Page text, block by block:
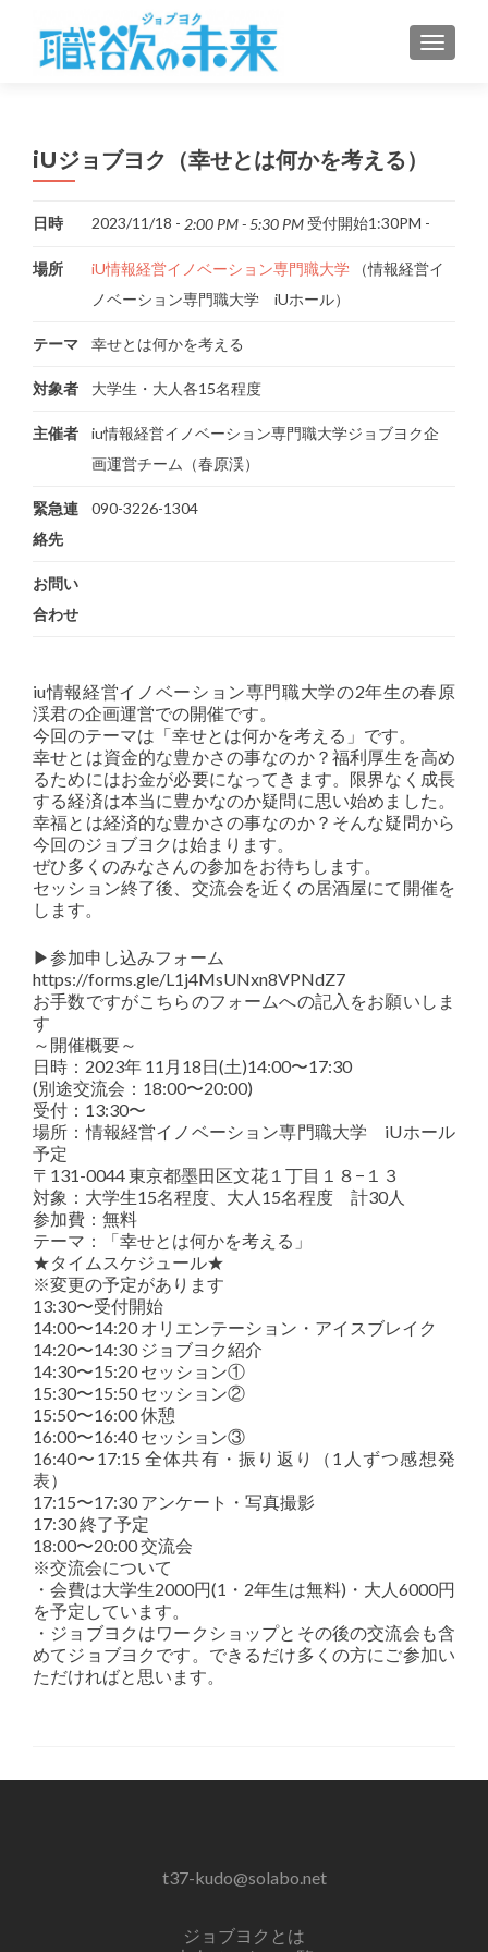
ナビゲ
iUジョブヨク（幸せとは何かを考える）
日時 2023/11/18 - 2:00 PM - 5:30 PM受付開始1:30PM -
場所 iU情報経営イノベーション専門職大学 （情報経営イ
ノベーション専門職大学 iUホール）
テーマ 幸せとは何かを考える
対象者 大学生・大人各15名程度
主催者
iu情報経営イノベーション専門職大学ジョブヨク企
画運営チーム（春原渓）
緊急連
絡先
090-3226-1304
お問い
合わせ
iu情報経営イノベーション専門職大学の2年生の春原
渓君の企画運営での開催です。
今回のテーマは「幸せとは何かを考える」です。
幸せとは資金的な豊かさの事なのか？福利厚生を高め
るためにはお金が必要になってきます。限界なく成長
する経済は本当に豊かなのか疑問に思い始めました。
幸福とは経済的な豊かさの事なのか？そんな疑問から
今回のジョブヨクは始まります。
ぜひ多くのみなさんの参加をお待ちします。
セッション終了後、交流会を近くの居酒屋にて開催を
します。
▶︎参加申し込みフォーム
https://forms.gle/L1j4MsUNxn8VPNdZ7
お手数ですがこちらのフォームへの記入をお願いしま
す
～開催概要～
日時：2023年 11月18日(土)14:00〜17:30
(別途交流会：18:00〜20:00)
受付：13:30〜
場所：情報経営イノベーション専門職大学 iUホール
予定
〒131-0044 東京都墨田区文花１丁目１８−１３
対象：大学生15名程度、大人15名程度 計30人
参加費：無料
テーマ：「幸せとは何かを考える」
★タイムスケジュール★
※変更の予定があります
13:30〜受付開始
14:00〜14:20 オリエンテーション・アイスブレイク
14:20〜14:30 ジョブヨク紹介
14:30〜15:20 セッション①
15:30〜15:50 セッション②
15:50〜16:00 休憩
16:00〜16:40 セッション③
16:40〜17:15 全体共有・振り返り（1人ずつ感想発
表）
17:15〜17:30 アンケート・写真撮影
17:30 終了予定
18:00〜20:00 交流会
※交流会について
・会費は大学生2000円(1・2年生は無料)・大人6000円
を予定しています。
・ジョブヨクはワークショップとその後の交流会も含
めてジョブヨクです。できるだけ多くの方にご参加い
ただければと思います。
t37-kudo@solabo.net
ジョブヨクとは